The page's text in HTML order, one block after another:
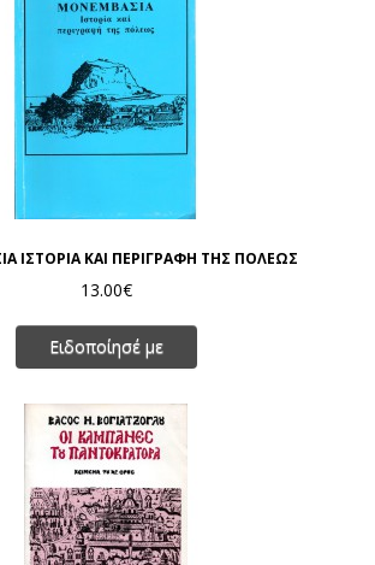
ΙΣΤΟΡΙΑ ΚΑΙ ΠΕΡΙΓΡΑΦΗ ΤΗΣ ΠΟΛΕΩΣ
13.00€
Ειδοποίησέ με